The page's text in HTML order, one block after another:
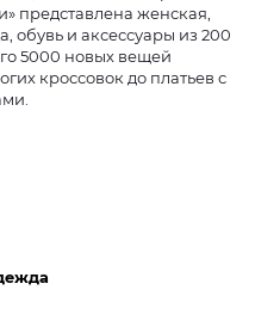
представлена женская,
обувь и аксессуары из 200
5000 новых вещей
кроссовок до платьев с